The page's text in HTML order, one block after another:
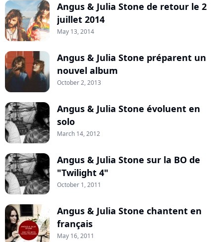
Angus & Julia Stone de retour le 2
juillet 2014
May 13, 2014
Angus & Julia Stone préparent un
nouvel album
October 2, 2013
Angus & Julia Stone évoluent en
solo
March 14, 2012
Angus & Julia Stone sur la BO de
"Twilight 4"
October 1, 2011
Angus & Julia Stone chantent en
français
May 16, 2011